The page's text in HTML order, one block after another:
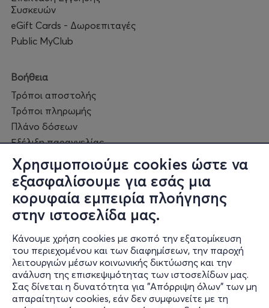
Χρησιμοποιούμε cookies ώστε να
εξασφαλίσουμε για εσάς μια
κορυφαία εμπειρία πλοήγησης
στην ιστοσελίδα μας.
Κάνουμε χρήση cookies με σκοπό την εξατομίκευση
του περιεχομένου και των διαφημίσεων, την παροχή
λειτουργιών μέσων κοινωνικής δικτύωσης και την
ανάλυση της επισκεψιμότητας των ιστοσελίδων μας.
Σας δίνεται η δυνατότητα για "Απόρριψη όλων" των μη
απαραίτητων cookies, εάν δεν συμφωνείτε με τη
Συσκευών
eGift Cards - Δωροεπιταγές
Public MyClub
Βοήθεια
Τρόποι αποστολής
Τρόποι πληρωμής
Πλάνο δόσεων
Εξέλιξη παραγγελίας
Πορεία επισκευής
Συχνές ερωτήσεις και
επικοινωνία
Ο online κόσμος μας
Public GR
Public CY
Publicbusiness.gr
Public + home
Book Friends